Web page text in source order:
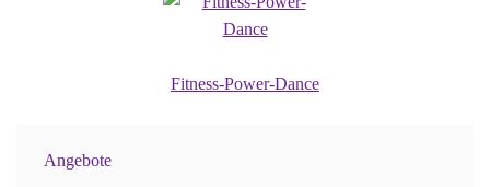
Fitness-Power-Dance
Angebote